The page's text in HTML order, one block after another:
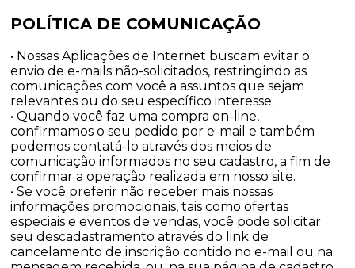
POLÍTICA DE COMUNICAÇÃO
• Nossas Aplicações de Internet buscam evitar o
envio de e-mails não-solicitados, restringindo as
comunicações com você a assuntos que sejam
relevantes ou do seu específico interesse.
• Quando você faz uma compra on-line,
confirmamos o seu pedido por e-mail e também
podemos contatá-lo através dos meios de
comunicação informados no seu cadastro, a fim de
confirmar a operação realizada em nosso site.
• Se você preferir não receber mais nossas
informações promocionais, tais como ofertas
especiais e eventos de vendas, você pode solicitar
seu descadastramento através do link de
cancelamento de inscrição contido no e-mail ou na